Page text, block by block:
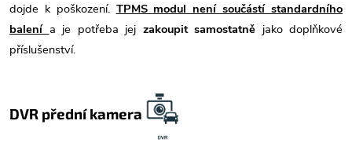
dojde k poškození. TPMS modul není součástí standardního
balení a je potřeba jej zakoupit samostatně jako doplňkové
příslušenství.
DVR přední kamera